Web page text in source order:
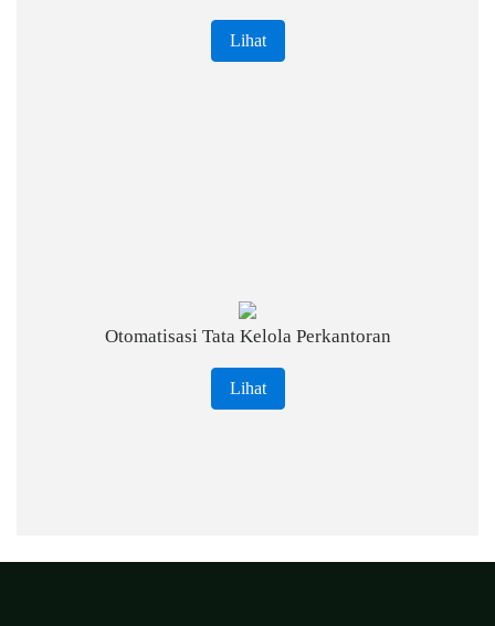
Lihat
Otomatisasi Tata Kelola Perkantoran
Lihat